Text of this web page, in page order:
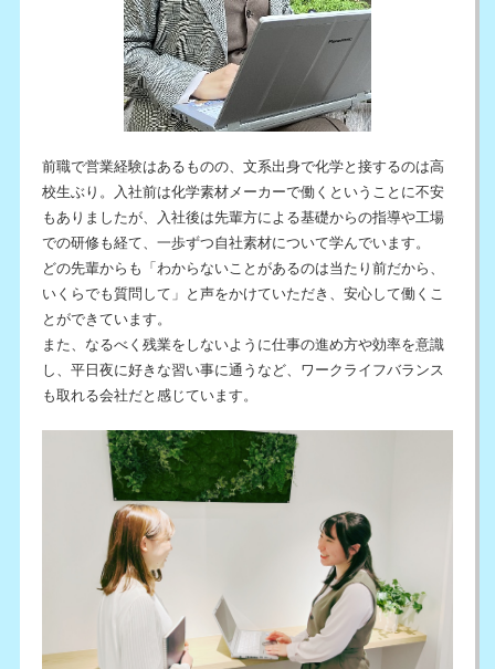
前職で営業経験はあるものの、文系出身で化学と接するのは高
校生ぶり。入社前は化学素材メーカーで働くということに不安
もありましたが、入社後は先輩方による基礎からの指導や工場
での研修も経て、一歩ずつ自社素材について学んでいます。
どの先輩からも「わからないことがあるのは当たり前だから、
いくらでも質問して」と声をかけていただき、安心して働くこ
とができています。
また、なるべく残業をしないように仕事の進め方や効率を意識
し、平日夜に好きな習い事に通うなど、ワークライフバランス
も取れる会社だと感じています。